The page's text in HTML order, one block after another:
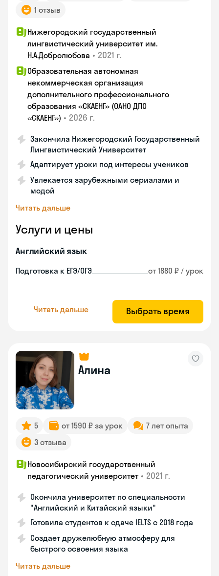
1 отзыв
Нижегородский государственный
лингвистический университет им.
Н.А.Добролюбова • 2021 г.
Образовательная автономная
некоммерческая организация
дополнительного профессионального
образования «СКАЕНГ» (ОАНО ДПО
«СКАЕНГ») • 2026 г.
Закончилa Нижегородский Государственный
Лингвистический Университет
Адаптирует уроки под интересы учеников
Увлекается зарубежными сериалами и
модой
Читать дальше
Услуги и цены
Английский язык
Подготовка к ЕГЭ/ОГЭ от 1880 ₽ / урок
Читать дальше Выбрать время
Алина
5 от 1590 ₽ за урок
7 лет опыта
3 отзыва
Новосибирский государственный
педагогический университет • 2021 г.
Окончила университет по специальности
"Английский и Китайский языки"
Готовила студентов к сдаче IELTS с 2018 года
Создает дружелюбную атмосферу для
быстрого освоения языка
Читать дальше